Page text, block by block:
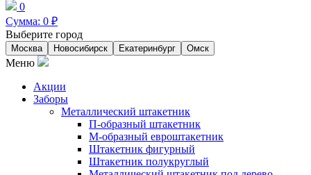
0
Сумма: 0 ₽
Выберите город
Москва Новосибирск Екатеринбург Омск
Меню
Акции
Заборы
Металлический штакетник
П-образный штакетник
М-образный евроштакетник
Штакетник фигурный
Штакетник полукруглый